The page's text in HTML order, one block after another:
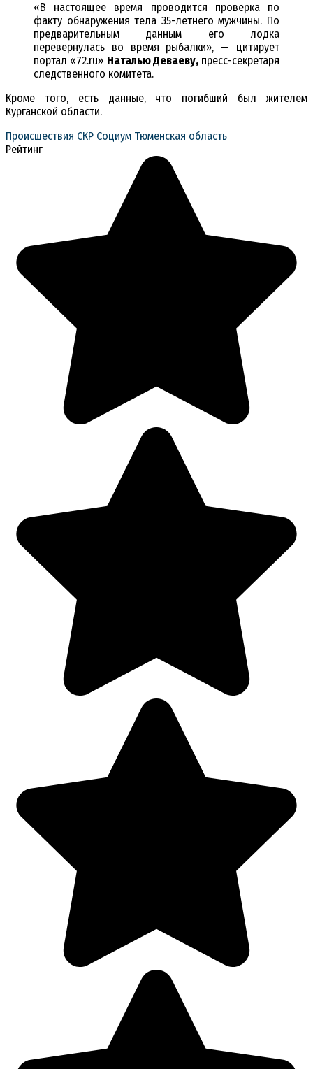
«В настоящее время проводится проверка по
факту обнаружения тела 35-летнего мужчины. По
предварительным данным его лодка
перевернулась во время рыбалки», — цитирует
портал «72.ru» Наталью Деваеву,пресс-секретаря
следственного комитета.
Кроме того, есть данные, что погибший был жителем
Курганской области.
Происшествия СКР Социум Тюменская область
Рейтинг